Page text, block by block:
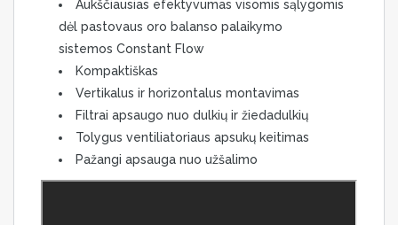
Aukščiausias efektyvumas visomis sąlygomis
dėl pastovaus oro balanso palaikymo
sistemos Constant Flow
Kompaktiškas
Vertikalus ir horizontalus montavimas
Filtrai apsaugo nuo dulkių ir žiedadulkių
Tolygus ventiliatoriaus apsukų keitimas
Pažangi apsauga nuo užšalimo